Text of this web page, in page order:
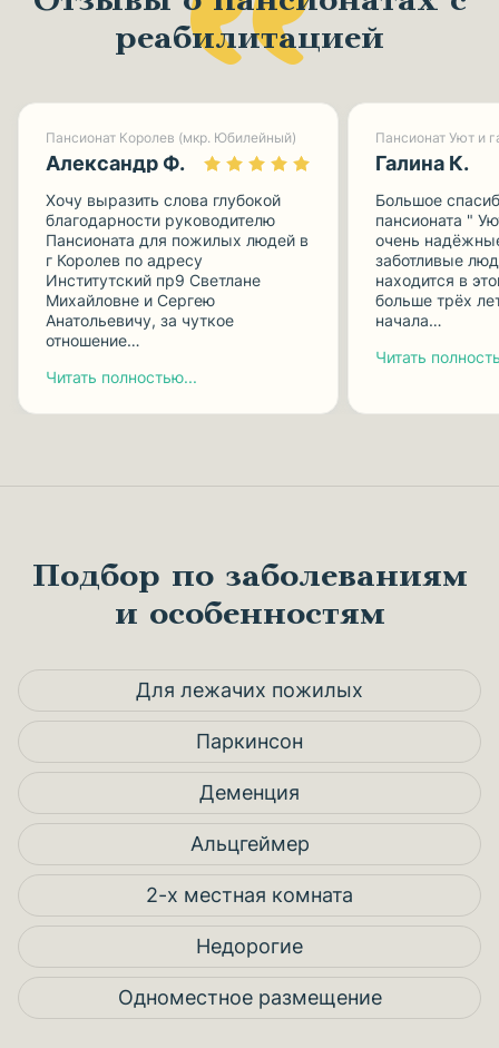
реабилитацией
Пансионат Королев (мкр. Юбилейный)
Александр Ф.
Хочу выразить слова глубокой
благодарности руководителю
Пансионата для пожилых людей в
г Королев по адресу
Институтский пр9 Светлане
Михайловне и Сергею
Анатольевичу, за чуткое
отношение…
Читать полностью...
Галина К.
Большое
пансионата "
очень
заботливые
находится в
больше трёх
начала…
Читать
Подбор по заболеваниям
и особенностям
Для лежачих пожилых
Паркинсон
Деменция
Альцгеймер
2-х местная комната
Недорогие
Одноместное размещение